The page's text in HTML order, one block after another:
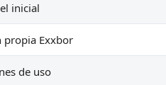
inicial
propia Exxbor
de uso